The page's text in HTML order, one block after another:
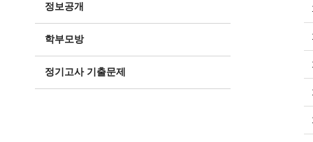
정보공개
학부모방
정기고사 기출문제